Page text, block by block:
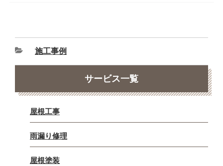
施工事例
サービス一覧
屋根工事
雨漏り修理
屋根塗装